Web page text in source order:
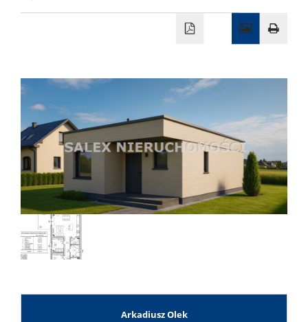
Dzialki
Lokale
Arkadiusz Olek